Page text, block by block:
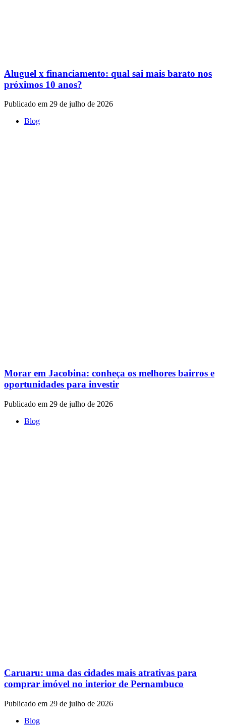
Aluguel x financiamento: qual sai mais barato nos
próximos 10 anos?
Publicado em 29 de julho de 2026
Blog
Morar em Jacobina: conheça os melhores bairros e
oportunidades para investir
Publicado em 29 de julho de 2026
Blog
Caruaru: uma das cidades mais atrativas para
comprar imóvel no interior de Pernambuco
Publicado em 29 de julho de 2026
Blog